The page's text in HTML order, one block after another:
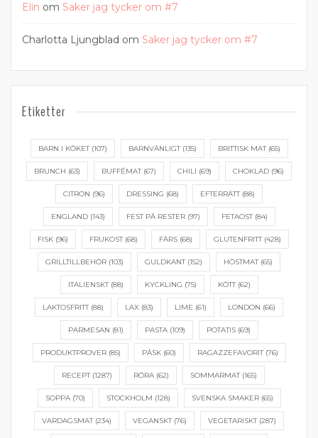
Elin om Saker jag tycker om #7
Charlotta Ljungblad om Saker jag tycker om #7
Etiketter
BARN I KÖKET(107) BARNVÄNLIGT(135) BRITTISK MAT(65)
BRUNCH (63) BUFFÉMAT(67) CHILI (69) CHOKLAD (96)
CITRON (96) DRESSING (68) EFTERRÄTT(88)
ENGLAND(143) FEST PÅ RESTER(97) FETAOST(84)
FISK(96) FRUKOST(68) FÄRS(68) GLUTENFRITT(428)
GRILLTILLBEHÖR (103) GULDKANT(152) HÖSTMAT(65)
ITALIENSKT(88) KYCKLING (75) KÖTT(62)
LAKTOSFRITT(88) LAX (83) LIME (61) LONDON (66)
PARMESAN (81) PASTA(109) POTATIS(69)
PRODUKTPROVER(85) PÅSK(60) RAGAZZEFAVORIT(76)
RECEPT(1287) RÖRA(62) SOMMARMAT(165)
SOPPA(70) STOCKHOLM (128) SVENSKA SMAKER(65)
VARDAGSMAT(234) VEGANSKT(76) VEGETARISKT(287)